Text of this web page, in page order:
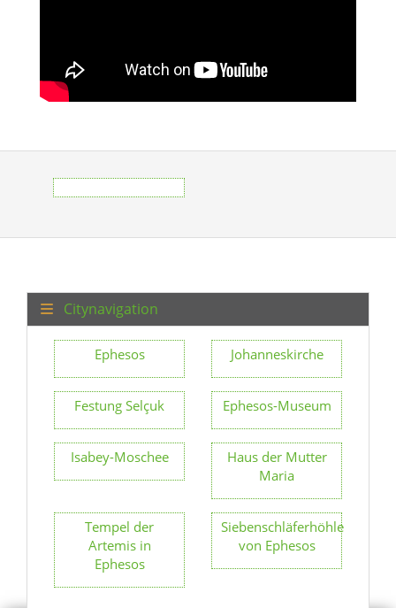
Citynavigation
Ephesos Johanneskirche
Festung Selçuk Ephesos-Museum
Isabey-Moschee
Haus der Mutter
Maria
Tempel der
Artemis in
Ephesos
Siebenschläferhöhle
von Ephesos